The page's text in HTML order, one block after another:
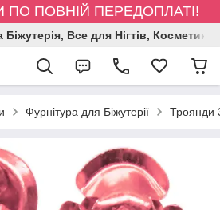
ПО ПОВНІЙ ПЕРЕДОПЛАТІ!
Все для Нігтів, Косметика
Фурнітура для Біжутерії Троянди